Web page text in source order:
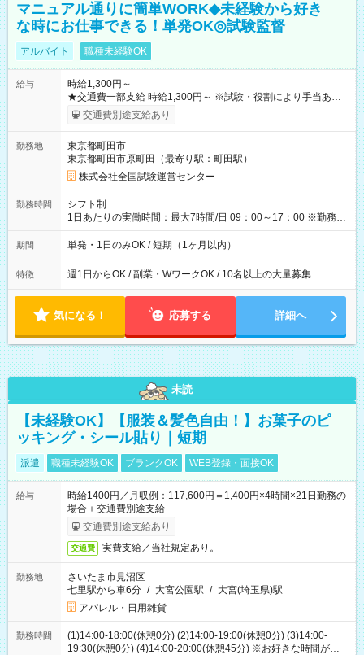
マニュアル通りに簡単WORK◆未経験から好き
な時にお仕事できる！単発OK◎試験監督
アルバイト 職種未経験OK
給与
時給1,300円～
★交通費一部支給 時給1,300円～ ※試験・役割により手当あり
※勤務回数により昇給あり 【即給（前払い）オプションあ
り！】 希望される場合、勤務から1週間ほどで給与の一部を受け
例】 ・河合塾模擬試験 8:30～17:30（休憩1時間） 時給1,300円
×8時間＝日収10,400円＋交通費 ※当日の役割により時給＋100
円の場合あり ・国家試験 7:00～13:30（休憩なし） 時給1,300
円（役割手当＋100円）×6時間＝日収8,400円＋交通費 【試用期
間】試用期間なし
交通費別途支給あり
勤務地
東京都町田市
東京都町田市原町田（最寄り駅：町田駅）
株式会社全国試験運営センター
勤務時間
シフト制
1日あたりの実働時間：最大7時間/日 09：00～17：00 ※勤務時
間は 試験により異なります。
期間 単発・1日のみOK / 短期（1ヶ月以内）
特徴 週1日からOK / 副業・WワークOK / 10名以上の大量募集
気になる！ 応募する 詳細へ
未読
【未経験OK】【服装＆髪色自由！】お菓子のピ
ッキング・シール貼り｜短期
派遣 職種未経験OK ブランクOK WEB登録・面接OK
給与
時給1400円／月収例：117,600円＝1,400円×4時間×21日勤務の
場合＋交通費別途支給
交通費別途支給あり
交通費 実費支給／当社規定あり。
勤務地
さいたま市見沼区
七里駅から車6分 / 大宮公園駅 / 大宮(埼玉県)駅
アパレル・日用雑貨
勤務時間
(1)14:00-18:00(休憩0分) (2)14:00-19:00(休憩0分) (3)14:00-
19:30(休憩0分) (4)14:00-20:00(休憩45分) ※お好きな時間が選べ